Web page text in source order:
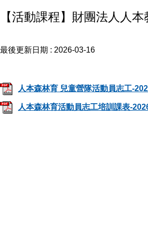
【活動課程】財團法人人
最後更新日期 : 2026-03-16
人本森林育 兒童營隊活動員志工-
⼈本森林育活動員志⼯培訓課表-